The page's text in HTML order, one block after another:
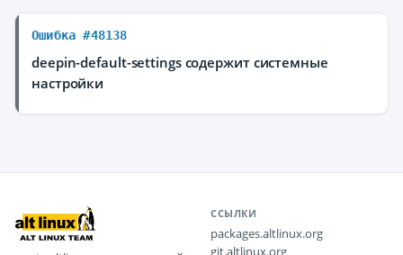
Ошибка #48138
deepin-default-settings содержит системные
настройки
ССЫЛКИ
packages.altlinux.org
git.altlinux.org